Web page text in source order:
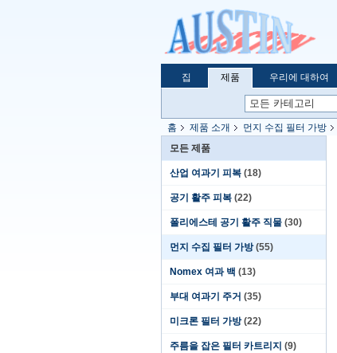
집 제품 우리에 대하여
홈 제품 소개 먼지 수집 필터 가방
모든 제품
산업 여과기 피복 (18)
공기 활주 피복 (22)
폴리에스테 공기 활주 직물 (30)
먼지 수집 필터 가방 (55)
Nomex 여과 백 (13)
부대 여과기 주거 (35)
미크론 필터 가방 (22)
주름을 잡은 필터 카트리지 (9)